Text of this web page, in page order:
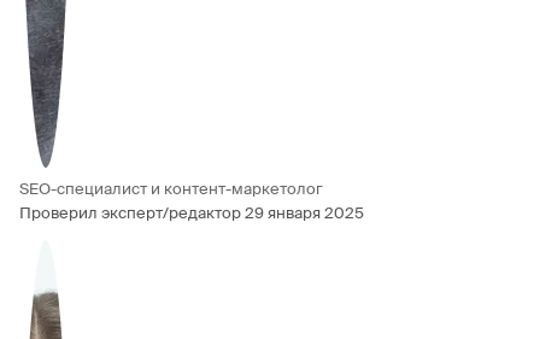
SEO-специалист и контент-маркетолог
Проверил эксперт/редактор29 января 2025